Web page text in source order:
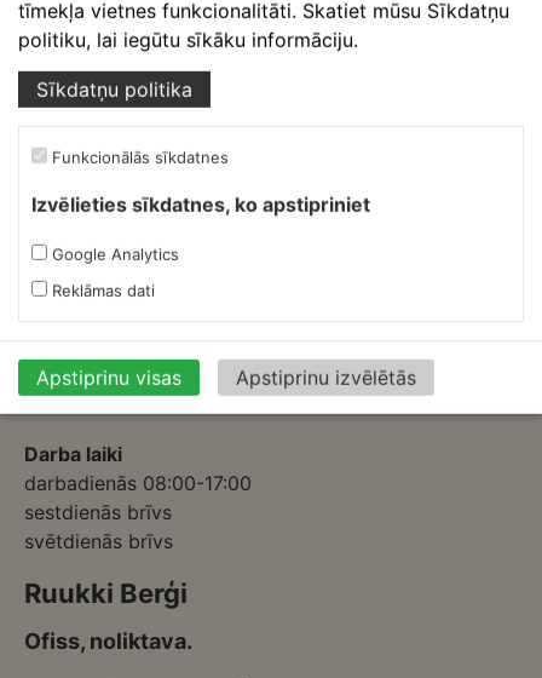
Izmēģinātāju iela 1a,
E-pasts:skardnieksm@skardnieciba.lv
Darba laiki
darbadienās 08:00-17:00
sestdienās brīvs
svētdienās brīvs
Ruukki Berģi
Ofiss, noliktava.
tīmekļa vietnes funkcionalitāti. Skatiet mūsu Sīkdatņu
politiku, lai iegūtu sīkāku informāciju.
Sīkdatņu politika
Funkcionālās sīkdatnes
Izvēlieties sīkdatnes, ko apstipriniet
Google Analytics
Reklāmas dati
Apstiprinu visas Apstiprinu izvēlētās